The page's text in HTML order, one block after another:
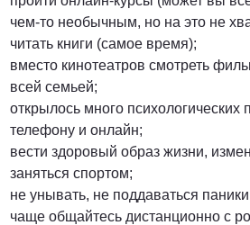
чем-то необычным, но на это не
читать книги (самое время);
вместо кинотеатров смотреть
всей семьей;
открылось много психологических
телефону и онлайн;
вести здоровый образ жизни,
заняться спортом;
не унывать, не поддаваться
чаще общайтесь дистанционно с